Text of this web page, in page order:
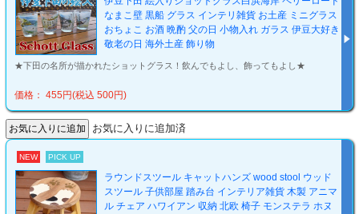
なまこ壁 黒船 グラス インテリ雑貨 お土産 ミニグラス
おちょこ お酒 晩酌 父の日 小物入れ ガラス 伊豆大好き
敬老の日 海外土産 飾り物
★下田の名所が描かれたショットグラス！飲んでもよし、飾ってもよし★
価格： 455円(税込 500円)
お気に入りに追加済
NEW PICK UP
ラウンドスツール キャットハンズ wood stool ウッド
スツール 子供部屋 踏み台 インテリア雑貨 木製 アニマ
ル チェア ハワイアン 収納 北欧 椅子 モンステラ ホヌ